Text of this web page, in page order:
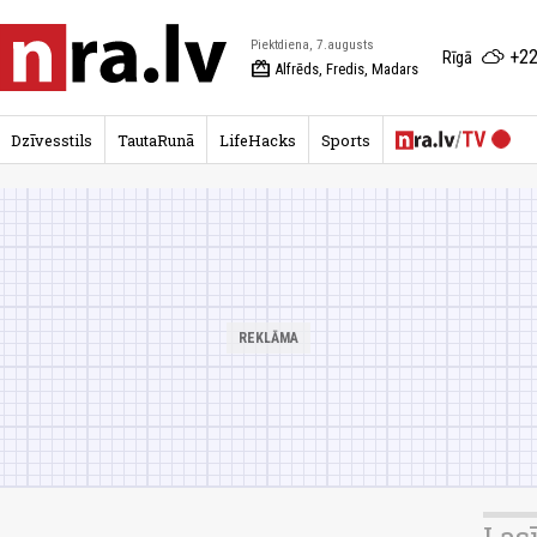
Piektdiena, 7.augusts
redeem Alfrēds, Fredis, Madars
Rīgā
Dzīvesstils TautaRunā LifeHacks Sports